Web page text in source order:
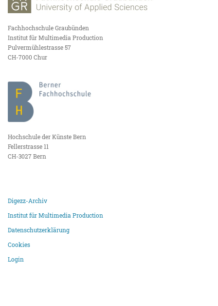
Fachhochschule Graubünden
Institut für Multimedia Production
Pulvermühlestrasse 57
CH-7000 Chur
Hochschule der Künste Bern
Fellerstrasse 11
CH-3027 Bern
Digezz-Archiv
Institut für Multimedia Production
Datenschutzerklärung
Cookies
Login